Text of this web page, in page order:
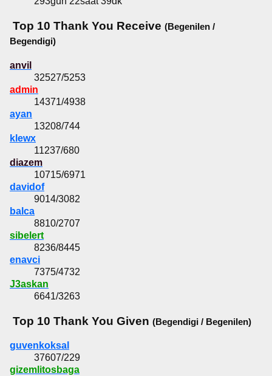
Top 10 Thank You Receive (Begenilen /
Begendigi)
anvil
32527/5253
admin
14371/4938
ayan
13208/744
klewx
11237/680
diazem
10715/6971
davidof
9014/3082
balca
8810/2707
sibelert
8236/8445
enavci
7375/4732
J3askan
6641/3263
Top 10 Thank You Given (Begendigi / Begenilen)
guvenkoksal
37607/229
gizemlitosbaga